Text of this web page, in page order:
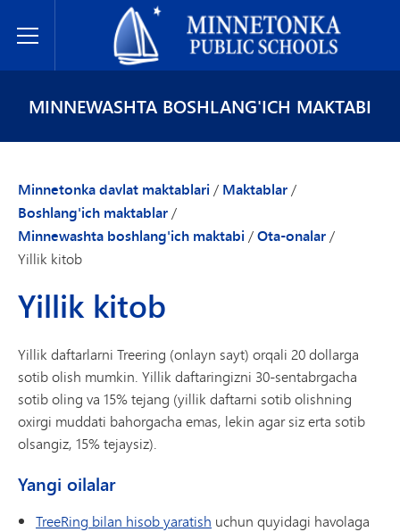
Toggle Menu
Minnetonka davlat maktablari
MINNEWASHTA BOSHLANG'ICH MAKTABI
Minnetonka davlat maktablari / Maktablar/
Boshlang'ich maktablar/
Minnewashta boshlang'ich maktabi /Ota-onalar/
Yillik kitob
Yillik kitob
Yillik daftarlarni Treering (onlayn sayt) orqali 20 dollarga
sotib olish mumkin. Yillik daftaringizni 30-sentabrgacha
sotib oling va 15% tejang (yillik daftarni sotib olishning
oxirgi muddati bahorgacha emas, lekin agar siz erta sotib
olsangiz, 15% tejaysiz).
Yangi oilalar
TreeRing bilan hisob yaratish uchun quyidagi havolaga